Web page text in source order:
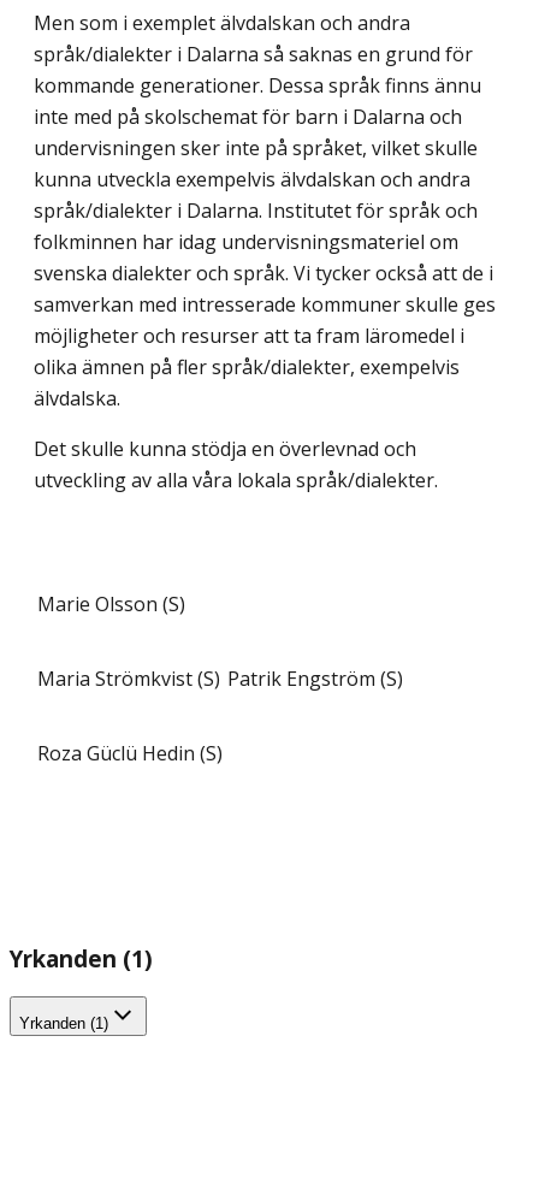
Men som i exemplet älvdalskan och andra
språk/dialekter i Dalarna så saknas en grund för
kommande generationer. Dessa språk finns ännu
inte med på skolschemat för barn i Dalarna och
undervisningen sker inte på språket, vilket skulle
kunna utveckla exempelvis älvdalskan och andra
språk/dialekter i Dalarna. Institutet för språk och
folkminnen har idag undervisningsmateriel om
svenska dialekter och språk. Vi tycker också att de i
samverkan med intresserade kommuner skulle ges
möjligheter och resurser att ta fram läromedel i
olika ämnen på fler språk/dialekter, exempelvis
älvdalska.
Det skulle kunna stödja en överlevnad och
utveckling av alla våra lokala språk/dialekter.
Marie Olsson (S)
Maria Strömkvist (S) Patrik Engström (S)
Roza Güclü Hedin (S)
Yrkanden (1)
Yrkanden (1)